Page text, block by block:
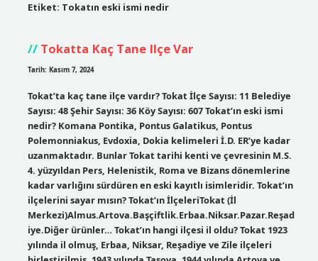
Etiket: Tokatın eski ismi nedir
Tokatta Kaç Tane Ilçe Var
Tarih: Kasım 7, 2024
Tokat’ta kaç tane ilçe vardır? Tokat İlçe Sayısı: 11 Belediye
Sayısı: 48 Şehir Sayısı: 36 Köy Sayısı: 607 Tokat’ın eski ismi
nedir? Komana Pontika, Pontus Galatikus, Pontus
Polemonniakus, Evdoxia, Dokia kelimeleri İ.D. ER’ye kadar
uzanmaktadır. Bunlar Tokat tarihi kenti ve çevresinin M.S.
4. yüzyıldan Pers, Helenistik, Roma ve Bizans dönemlerine
kadar varlığını sürdüren en eski kayıtlı isimleridir. Tokat’ın
ilçelerini sayar mısın? Tokat’ın İlçeleriTokat (İl
Merkezi)Almus.Artova.Başçiftlik.Erbaa.Niksar.Pazar.Reşad
iye.Diğer ürünler… Tokat’ın hangi ilçesi il oldu? Tokat 1923
yılında il olmuş, Erbaa, Niksar, Reşadiye ve Zile ilçeleri